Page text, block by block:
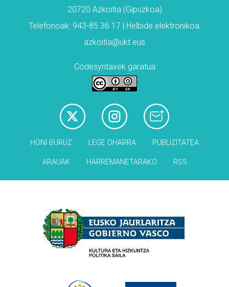
20720 Azkoitia (Gipuzkoa)
Telefonoak: 943-85 36 17 | Helbide elektronikoa:
azkoitia@ukt.eus
Codesyntaxek garatua
HONI BURUZ LEGE OHARRA PUBLIZITATEA
ARAUAK HARREMANETARAKO RSS